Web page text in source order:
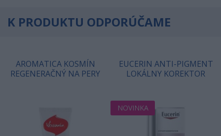
K PRODUKTU ODPORÚČAME
AROMATICA KOSMÍN
REGENERAČNÝ NA PERY
EUCERIN ANTI-PIGMENT
LOKÁLNY KOREKTOR
NOVINKA